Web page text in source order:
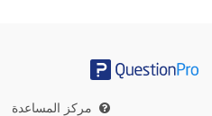
مركز المساعدة